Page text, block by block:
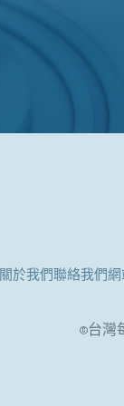
關於我們聯絡我們
©台灣